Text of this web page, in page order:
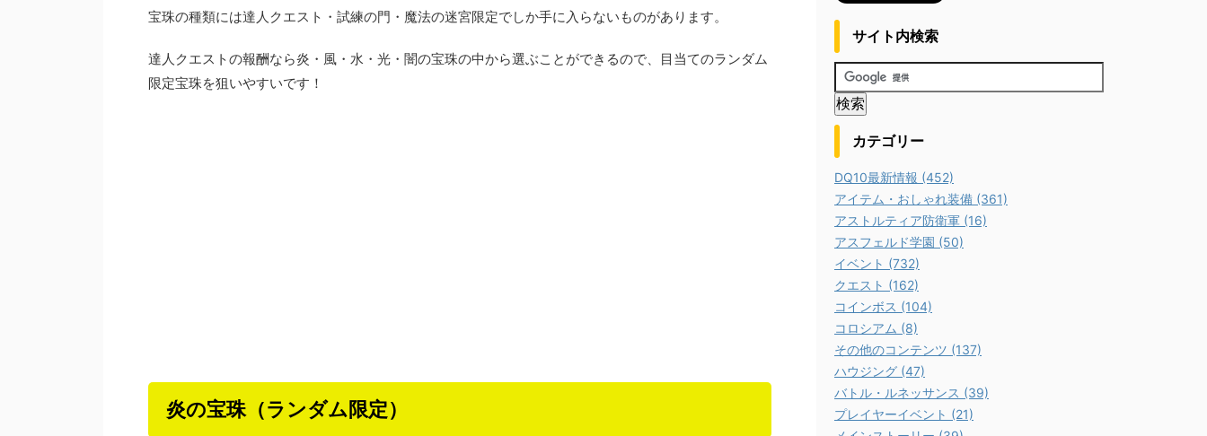
宝珠の種類には達人クエスト・試練の門・魔法の迷宮限定でしか手に入らないものがあります。
達人クエストの報酬なら炎・風・水・光・闇の宝珠の中から選ぶことができるので、目当てのランダム
限定宝珠を狙いやすいです！
炎の宝珠（ランダム限定）
サイト内検索
カテゴリー
DQ10最新情報 (452)
アイテム・おしゃれ装備 (361)
アストルティア防衛軍 (16)
アスフェルド学園 (50)
イベント (732)
クエスト (162)
コインボス (104)
コロシアム (8)
その他のコンテンツ (137)
ハウジング (47)
バトル・ルネッサンス (39)
プレイヤーイベント (21)